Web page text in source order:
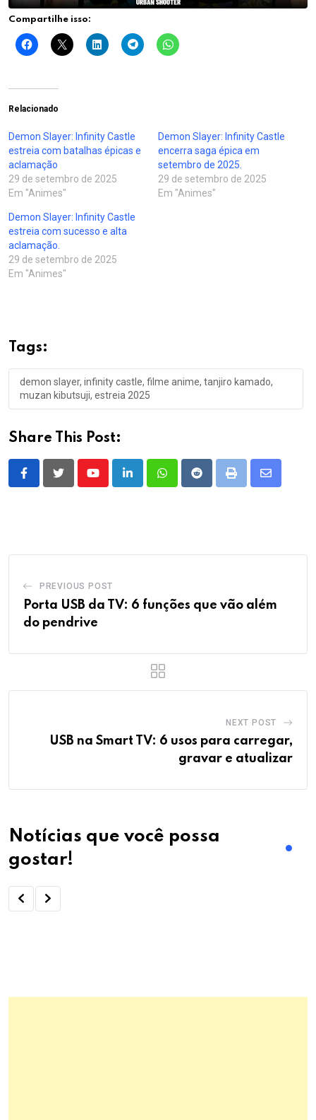
Compartilhe isso:
Relacionado
Demon Slayer: Infinity Castle
estreia com batalhas épicas e
aclamação
29 de setembro de 2025
Em "Animes"
Demon Slayer: Infinity Castle
encerra saga épica em
setembro de 2025.
29 de setembro de 2025
Em "Animes"
Demon Slayer: Infinity Castle
estreia com sucesso e alta
aclamação.
29 de setembro de 2025
Em "Animes"
Tags:
demon slayer, infinity castle, filme anime, tanjiro kamado,
muzan kibutsuji, estreia 2025
Share This Post:
YoutubeLinkedInWhatsappRedditPrint
Share
PREVIOUS POST
Porta USB da TV: 6 funções que vão além
do pendrive
NEXT POST
USB na Smart TV: 6 usos para carregar,
gravar e atualizar
Notícias que você possa
gostar!